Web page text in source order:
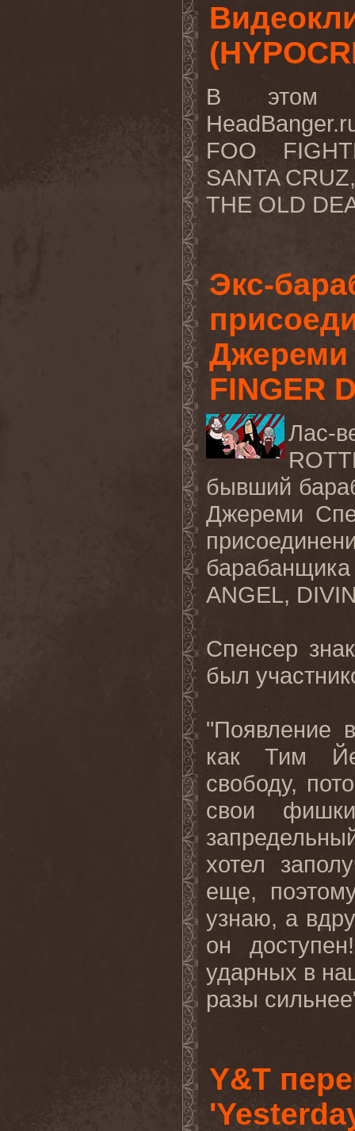
В этом
FOO
SANTA
THE OLD
Экс-
Джереми
FINGER
Лас-
бывший
Джереми
ANGEL,
Спенсер
был
"Появление
как Тим
свободу,
свои
хотел
еще,
узнаю, а
он
ударных в
разы
Y&T